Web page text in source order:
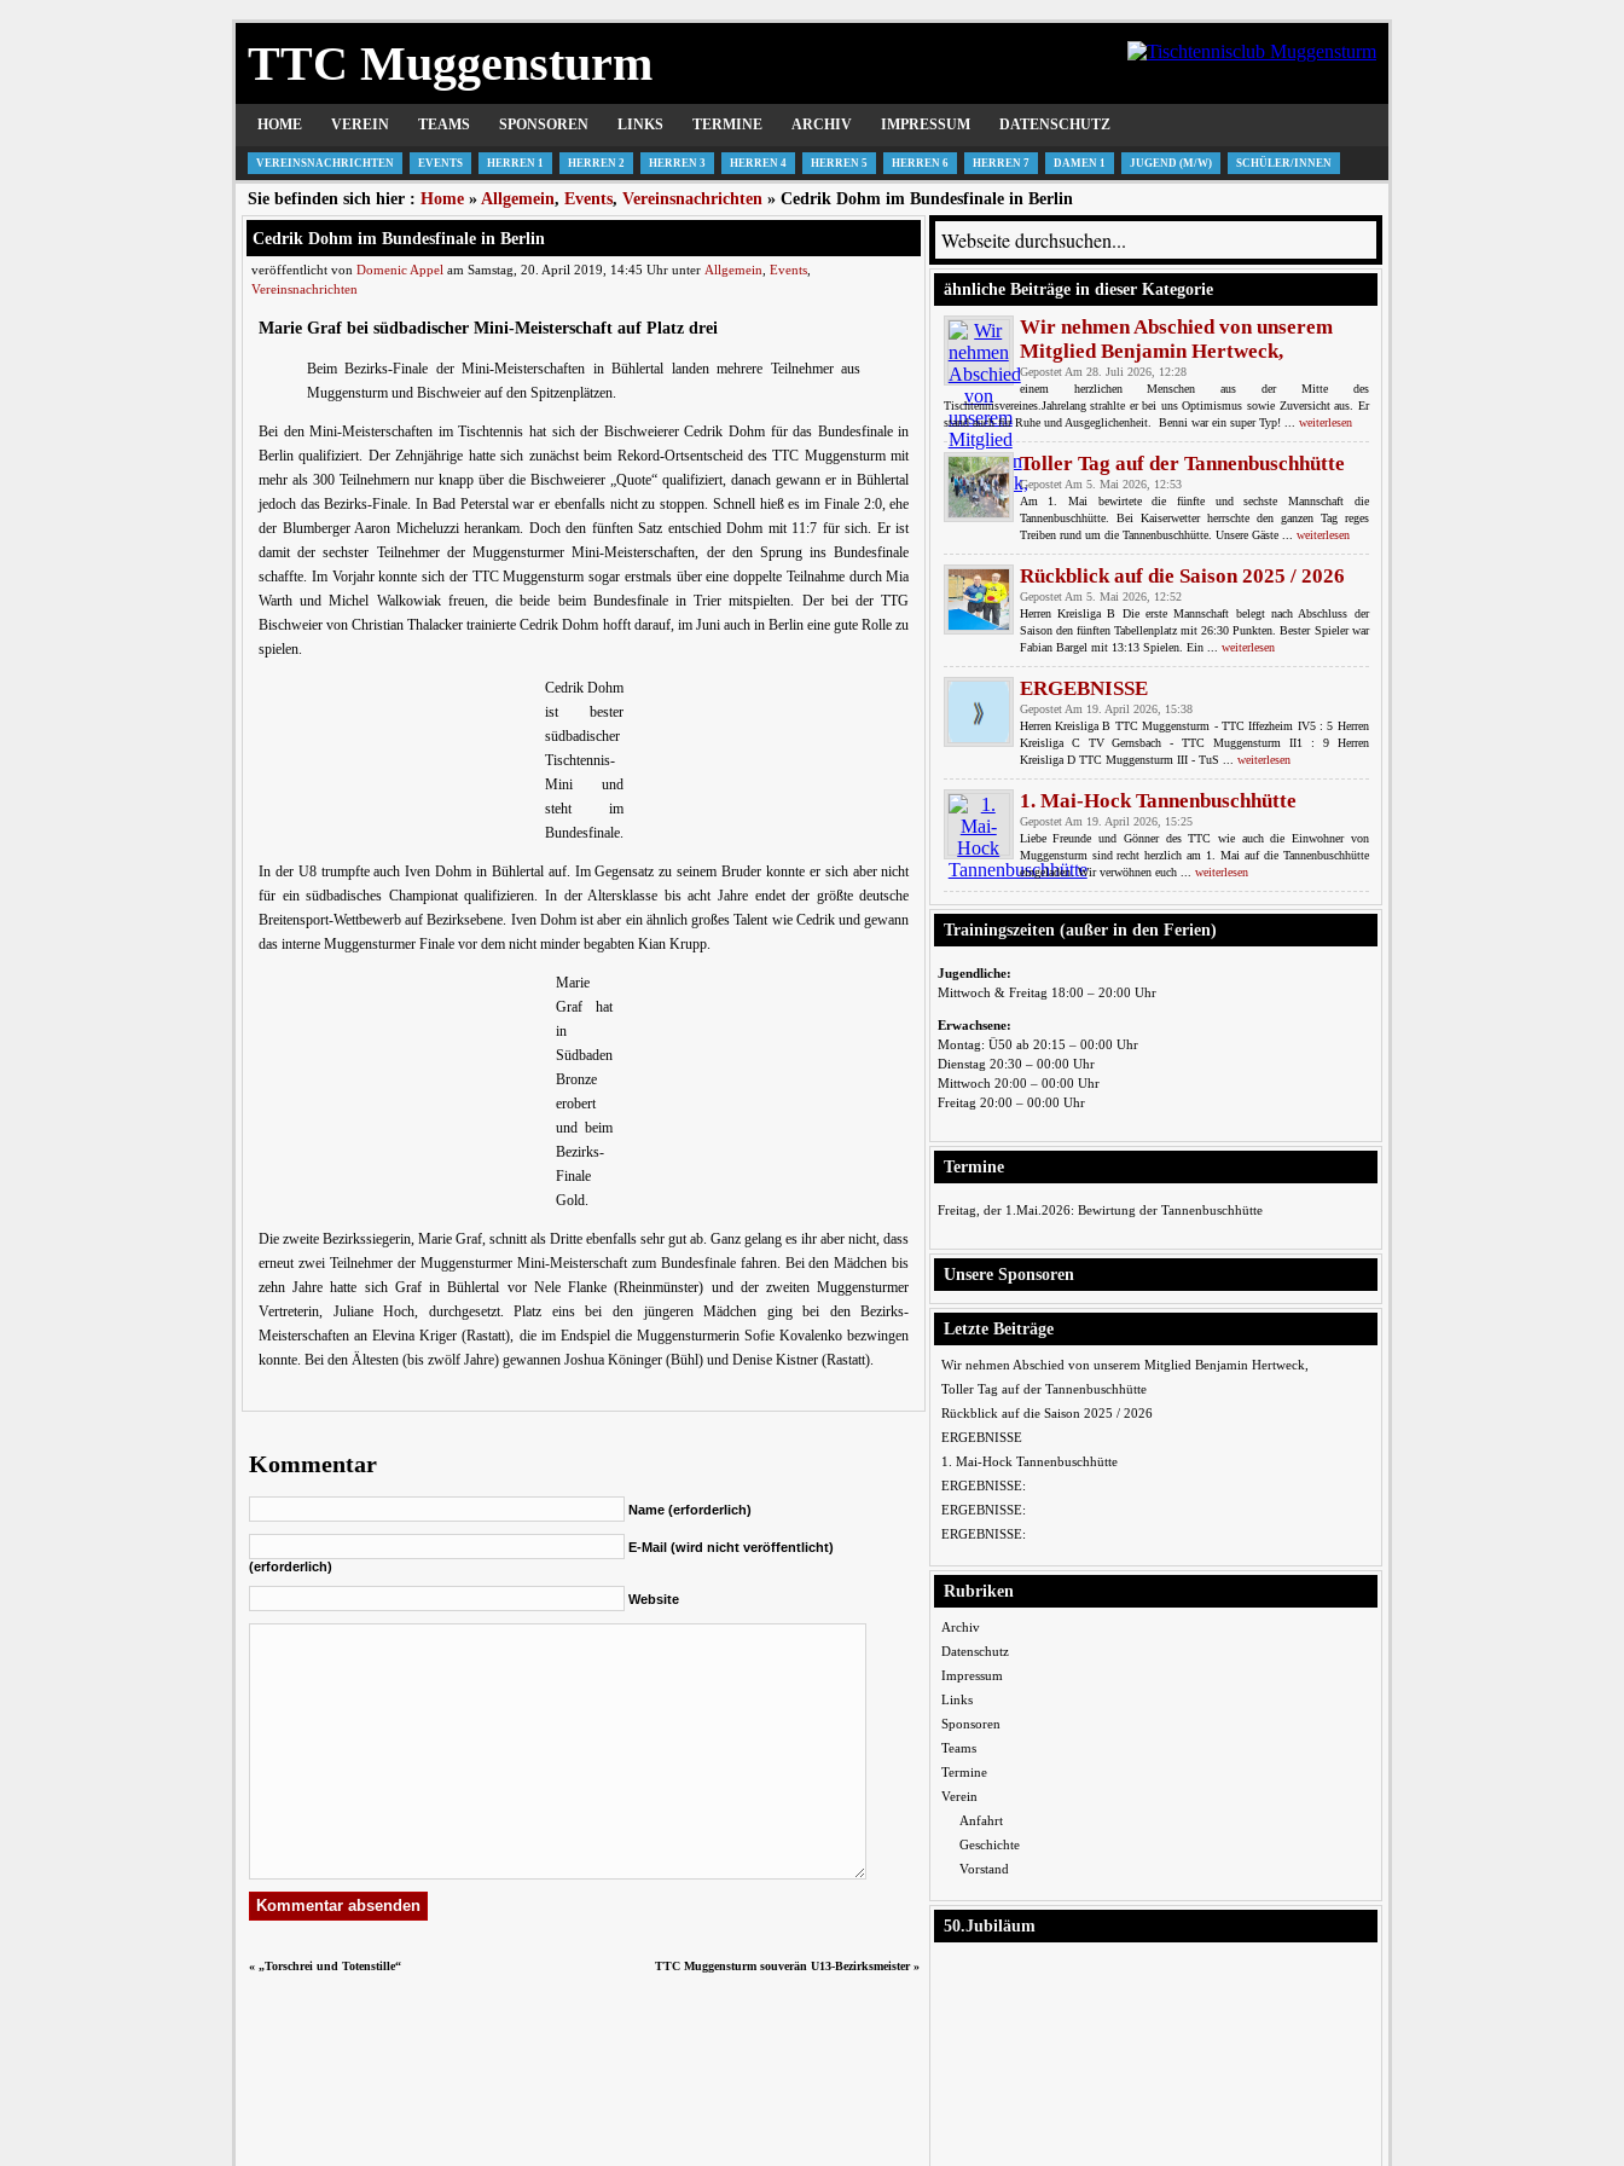
TTC Muggensturm
HOME VEREIN TEAMS SPONSOREN LINKS TERMINE ARCHIV IMPRESSUM DATENSCHUTZ
VEREINSNACHRICHTEN EVENTS HERREN 1 HERREN 2 HERREN 3 HERREN 4 HERREN 5 HERREN 6 HERREN 7 DAMEN 1 JUGEND (M/W) SCHÜLER/INNEN
Sie befinden sich hier : Home » Allgemein, Events, Vereinsnachrichten » Cedrik Dohm im Bundesfinale in Berlin
Cedrik Dohm im Bundesfinale in Berlin
veröffentlicht von Domenic Appel am Samstag, 20. April 2019, 14:45 Uhr unter Allgemein Events
Vereinsnachrichten
Marie Graf bei südbadischer Mini-Meisterschaft auf Platz drei
Beim Bezirks-Finale der Mini-Meisterschaften in Bühlertal landen mehrere Teilnehmer aus
Muggensturm und Bischweier auf den Spitzenplätzen.
Bei den Mini-Meisterschaften im Tischtennis hat sich der Bischweierer Cedrik Dohm für das Bundesfinale in
Berlin qualifiziert. Der Zehnjährige hatte sich zunächst beim Rekord-Ortsentscheid des TTC Muggensturm mit
mehr als 300 Teilnehmern nur knapp über die Bischweierer „Quote“ qualifiziert, danach gewann er in Bühlertal
jedoch das Bezirks-Finale. In Bad Peterstal war er ebenfalls nicht zu stoppen. Schnell hieß es im Finale 2:0, ehe
der Blumberger Aaron Micheluzzi herankam. Doch den fünften Satz entschied Dohm mit 11:7 für sich. Er ist
damit der sechster Teilnehmer der Muggensturmer Mini-Meisterschaften, der den Sprung ins Bundesfinale
schaffte. Im Vorjahr konnte sich der TTC Muggensturm sogar erstmals über eine doppelte Teilnahme durch Mia
Warth und Michel Walkowiak freuen, die beide beim Bundesfinale in Trier mitspielten. Der bei der TTG
Bischweier von Christian Thalacker trainierte Cedrik Dohm hofft darauf, im Juni auch in Berlin eine gute Rolle zu
spielen.
Cedrik Dohm
ist bester
südbadischer
Tischtennis-
Mini und
steht im
Bundesfinale.
In der U8 trumpfte auch Iven Dohm in Bühlertal auf. Im Gegensatz zu seinem Bruder konnte er sich aber nicht
für ein südbadisches Championat qualifizieren. In der Altersklasse bis acht Jahre endet der größte deutsche
Breitensport-Wettbewerb auf Bezirksebene. Iven Dohm ist aber ein ähnlich großes Talent wie Cedrik und gewann
das interne Muggensturmer Finale vor dem nicht minder begabten Kian Krupp.
Marie
Graf hat
in
Südbaden
Bronze
erobert
und beim
Bezirks-
Finale
Gold.
Die zweite Bezirkssiegerin, Marie Graf, schnitt als Dritte ebenfalls sehr gut ab. Ganz gelang es ihr aber nicht, dass
erneut zwei Teilnehmer der Muggensturmer Mini-Meisterschaft zum Bundesfinale fahren. Bei den Mädchen bis
zehn Jahre hatte sich Graf in Bühlertal vor Nele Flanke (Rheinmünster) und der zweiten Muggensturmer
Vertreterin, Juliane Hoch, durchgesetzt. Platz eins bei den jüngeren Mädchen ging bei den Bezirks-
Meisterschaften an Elevina Kriger (Rastatt), die im Endspiel die Muggensturmerin Sofie Kovalenko bezwingen
konnte. Bei den Ältesten (bis zwölf Jahre) gewannen Joshua Köninger (Bühl) und Denise Kistner (Rastatt).
Kommentar
Name (erforderlich)
E-Mail (wird nicht veröffentlicht)
(erforderlich)
Website
« „Torschrei und Totenstille“ TTC Muggensturm souverän U13-Bezirksmeister»
ähnliche Beiträge in dieser Kategorie
Wir nehmen Abschied von unserem
Mitglied Benjamin Hertweck,
Gepostet Am 28. Juli 2026, 12:28
einem herzlichen Menschen aus der Mitte des
Tischtennisvereines.Jahrelang strahlte er bei uns Optimismus sowie Zuversicht aus. Er
stand auch für Ruhe und Ausgeglichenheit. Benni war ein super Typ! ... weiterlesen
Toller Tag auf der Tannenbuschhütte
Gepostet Am 5. Mai 2026, 12:53
Am 1. Mai bewirtete die fünfte und sechste Mannschaft die
Tannenbuschhütte. Bei Kaiserwetter herrschte den ganzen Tag reges
Treiben rund um die Tannenbuschhütte. Unsere Gäste ... weiterlesen
Rückblick auf die Saison 2025 / 2026
Gepostet Am 5. Mai 2026, 12:52
Herren Kreisliga B Die erste Mannschaft belegt nach Abschluss der
Saison den fünften Tabellenplatz mit 26:30 Punkten. Bester Spieler war
Fabian Bargel mit 13:13 Spielen. Ein ... weiterlesen
ERGEBNISSE
Gepostet Am 19. April 2026, 15:38
Herren Kreisliga B TTC Muggensturm - TTC Iffezheim IV5 : 5 Herren
Kreisliga C TV Gernsbach - TTC Muggensturm II1 : 9 Herren
Kreisliga D TTC Muggensturm III - TuS ... weiterlesen
1. Mai-Hock Tannenbuschhütte
Gepostet Am 19. April 2026, 15:25
Liebe Freunde und Gönner des TTC wie auch die Einwohner von
Muggensturm sind recht herzlich am 1. Mai auf die Tannenbuschhütte
eingeladen. Wir verwöhnen euch ... weiterlesen
Trainingszeiten (außer in den Ferien)
Jugendliche:
Mittwoch & Freitag 18:00 – 20:00 Uhr
Erwachsene:
Montag: Ü50 ab 20:15 – 00:00 Uhr
Dienstag 20:30 – 00:00 Uhr
Mittwoch 20:00 – 00:00 Uhr
Freitag 20:00 – 00:00 Uhr
Termine
Freitag, der 1.Mai.2026: Bewirtung der Tannenbuschhütte
Unsere Sponsoren
Letzte Beiträge
Wir nehmen Abschied von unserem Mitglied Benjamin Hertweck,
Toller Tag auf der Tannenbuschhütte
Rückblick auf die Saison 2025 / 2026
ERGEBNISSE
1. Mai-Hock Tannenbuschhütte
ERGEBNISSE:
ERGEBNISSE:
ERGEBNISSE:
Rubriken
Archiv
Datenschutz
Impressum
Links
Sponsoren
Teams
Termine
Verein
Anfahrt
Geschichte
Vorstand
50.Jubiläum